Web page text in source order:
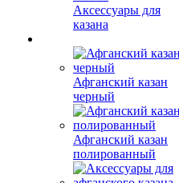
Аксессуары для
казана
Афганский казан
черный
Афганский казан
полированный